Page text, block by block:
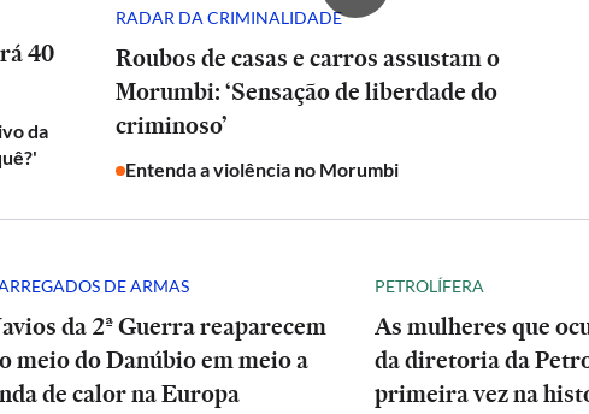
40
da
RADAR DA CRIMINALIDADE
Roubos de casas e carros assustam o
Morumbi: ‘Sensação de liberdade do
criminoso’
Entenda a violência no Morumbi
DE ARMAS
da 2ª Guerra reaparecem
meio do Danúbio em meio a
de calor na Europa
PETROLÍFERA
As mulheres que
da diretoria da
primeira vez na